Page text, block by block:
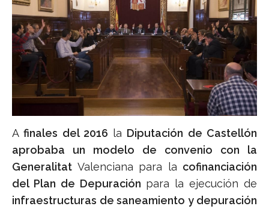
A finales del 2016 la Diputación de Castellón
aprobaba un modelo de convenio con la
Generalitat Valenciana para la cofinanciación
del Plan de Depuración para la ejecución de
infraestructuras de saneamiento y depuración